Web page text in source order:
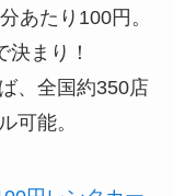
あたり100円。
まり！
、全国約350店
可能。